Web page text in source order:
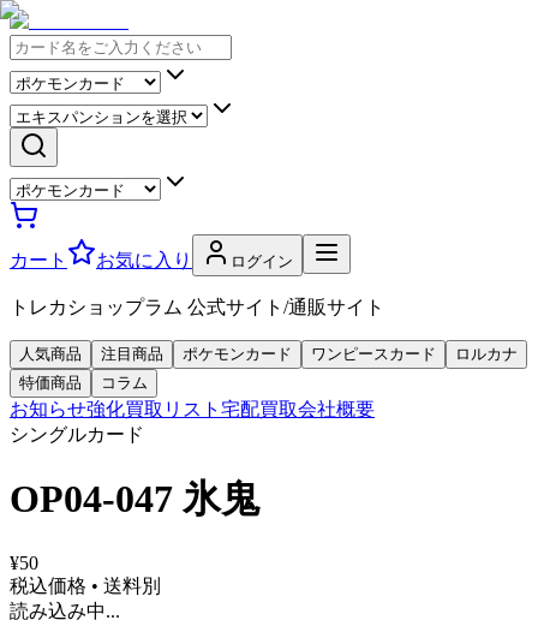
カート お気に入り ログイン
トレカショップラム 公式サイト/通販サイト
人気商品 注目商品 ポケモンカード ワンピースカード
ロルカナ
特価商品
コラム
お知らせ強化買取リスト 宅配買取会社概要
シングルカード
OP04-047 氷鬼
¥50
税込価格 • 送料別
読み込み中...